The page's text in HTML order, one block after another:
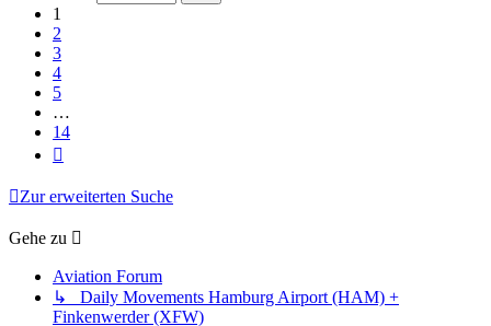
1
2
3
4
5
…
14
Zur erweiterten Suche
Gehe zu
Aviation Forum
↳ Daily Movements Hamburg Airport (HAM) +
Finkenwerder (XFW)